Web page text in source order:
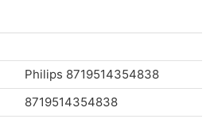
Philips 8719514354838
8719514354838